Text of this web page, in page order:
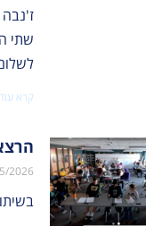
ז'נבה
שתי
קרא
2026
בשיתוף עם ארגון